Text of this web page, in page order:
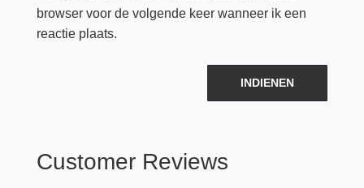
browser voor de volgende keer wanneer ik een
reactie plaats.
INDIENEN
Customer Reviews